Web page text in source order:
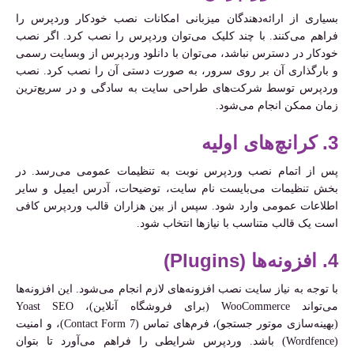
بسیاری از ارائه‌دهندگان میزبانی امکانات نصب خودکار وردپرس را
فراهم می‌کنند. با چند کلیک می‌توان وردپرس را نصب کرد. اگر نصب
خودکار در دسترس نباشد، می‌توان با دانلود وردپرس از وبسایت رسمی
و بارگذاری آن بر روی سرور، به صورت دستی آن را نصب کرد. نصب
وردپرس توسط شرکت‌های طراحی سایت به سادگی و در سریع‌ترین
زمان ممکن انجام می‌شود.‌
3. کرانچ‌های اولیه
پس از اتمام نصب وردپرس نوبت به تنظیمات عمومی می‌رسد. در
بخش تنظیمات می‌بایست نام سایت، توضیحات، آدرس ایمیل و سایر
اطلاعات عمومی وارد شود. سپس از بین هزاران قالب وردپرس کافی
است یک قالب متناسب با نیازها انتخاب شود.
4. افزونه‌ها (Plugins)
با توجه به نیاز سایت نصب افزونه‌های لازم انجام می‌شود. این افزونه‌ها
می‌تواند WooCommerce (برای فروشگاه آنلاین)، Yoast SEO
(بهینه‌سازی موتور جستجو)، فرم‌های تماس (Contact Form 7)، و امنیت
(Wordfence) باشد. وردپرس شرایطی را فراهم می‌آورد تا بتوان